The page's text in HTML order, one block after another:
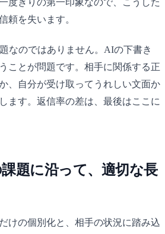
頼を失います。
なのではありません。AIの下書き
ことが問題です。相手に関係する正
、自分が受け取ってうれしい文面か
ます。返信率の差は、最後はここに
題に沿って、適切な長
けの個別化と、相手の状況に踏み込